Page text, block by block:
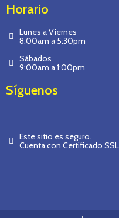
Horario
Lunes a Viernes
8:00am a 5:30pm
Sábados
9:00am a 1:00pm
Síguenos
Este sitio es seguro.
Cuenta con Certificado SSL